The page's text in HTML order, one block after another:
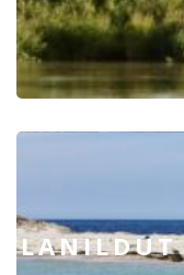
LANILDUT